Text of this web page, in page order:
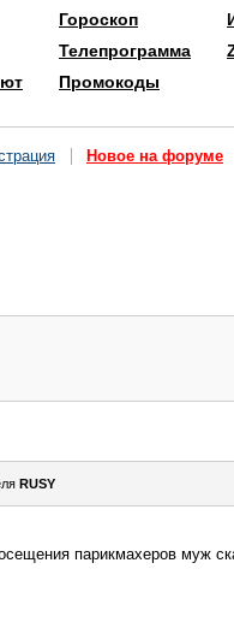
Гороскоп
Телепрограмма
Промокоды
Новое на форуме
RUSY
парикмахеров муж